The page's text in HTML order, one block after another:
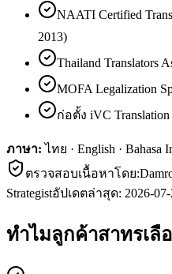
NAATI Certified
2013)
Thailand Translators
MOFA Legalization
ก่อตั้ง iVC Translation
ภาษา: ไทย · English · Bahasa
ตรวจสอบเนื้อหาโดย:
Strategistอัปเดตล่าสุด: 2026-
ทำไมลูกค้าสาทรเลื